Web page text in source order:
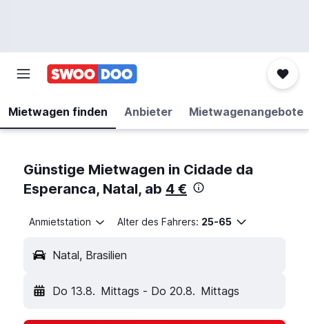
Mietwagen finden Anbieter Mietwagenangebote
Günstige Mietwagen in Cidade da
Esperanca, Natal, ab 4 €
Anmietstation Alter des Fahrers: 25-65
Natal, Brasilien
Do 13.8. Mittags - Do 20.8. Mittags